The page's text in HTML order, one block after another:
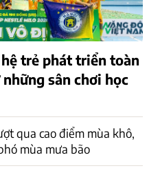
trẻ phát triển toàn
sân chơi học
qua cao điểm mùa khô,
mùa mưa bão